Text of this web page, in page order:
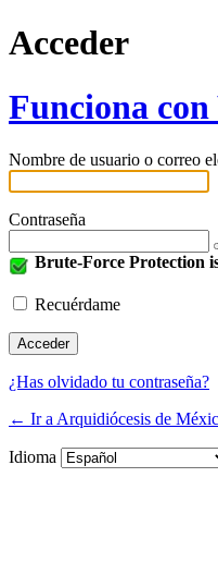
Acceder
Funciona con
Nombre de usuario o correo
Contraseña
Brute-Force Protection
Recuérdame
¿Has olvidado tu contraseña?
← Ir a Arquidiócesis de
Idioma